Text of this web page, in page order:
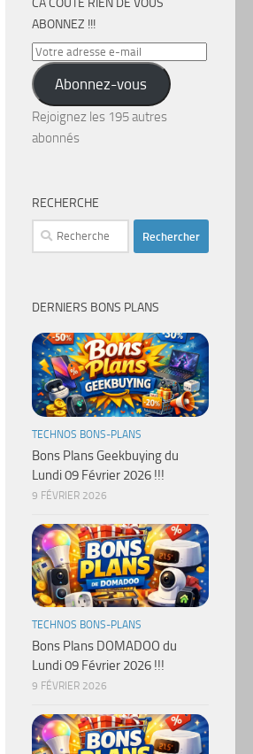
CA COÛTE RIEN DE VOUS
ABONNEZ !!!
Votre
adresse
e-
mail
Abonnez-vous
Rejoignez les 195 autres
abonnés
RECHERCHE
Rechercher :
DERNIERS BONS PLANS
TECHNOS BONS-PLANS
Bons Plans Geekbuying du
Lundi 09 Février 2026 !!!
9 FÉVRIER 2026
TECHNOS BONS-PLANS
Bons Plans DOMADOO du
Lundi 09 Février 2026 !!!
9 FÉVRIER 2026